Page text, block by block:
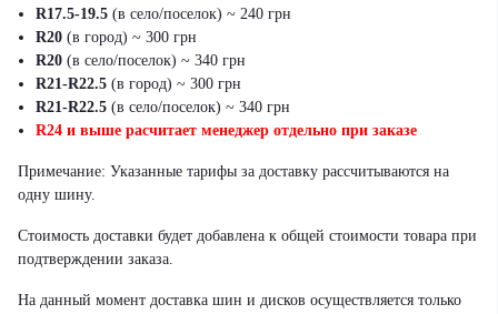
R17.5-19.5 (в село/поселок) ~ 240 грн
R20 (в город) ~ 300 грн
R20 (в село/поселок) ~ 340 грн
R21-R22.5 (в город) ~ 300 грн
R21-R22.5 (в село/поселок) ~ 340 грн
R24 и выше расчитает менеджер отдельно при заказе
Примечание: Указанные тарифы за доставку рассчитываются на
одну шину.
Стоимость доставки будет добавлена к общей стоимости товара при
подтверждении заказа.
На данный момент доставка шин и дисков осуществляется только